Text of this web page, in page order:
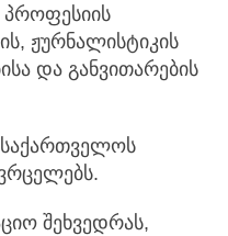
პროფესიის
ჟურნალისტიკის
და განვითარების
საქართველოს
შეხვედრას,